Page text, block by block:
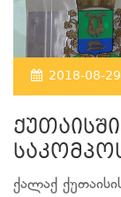
2018-08-29
ქალაქ